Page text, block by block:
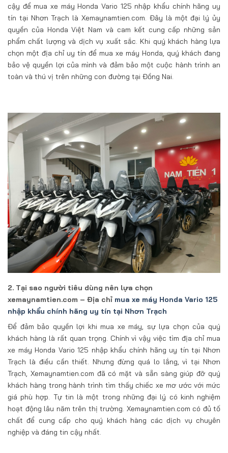
cậy để mua xe máy Honda Vario 125 nhập khẩu chính hãng uy
tín tại Nhơn Trạch là Xemaynamtien.com. Đây là một đại lý ủy
quyền của Honda Việt Nam và cam kết cung cấp những sản
phẩm chất lượng và dịch vụ xuất sắc. Khi quý khách hàng lựa
chọn một địa chỉ uy tín để mua xe máy Honda, quý khách đang
bảo vệ quyền lợi của mình và đảm bảo một cuộc hành trình an
toàn và thú vị trên những con đường tại Đồng Nai.
2. Tại sao người tiêu dùng nên lựa chọn
xemaynamtien.com – Địa chỉ mua xe máy Honda Vario 125
nhập khẩu chính hãng uy tín tại Nhơn Trạch
Để đảm bảo quyền lợi khi mua xe máy, sự lựa chọn của quý
khách hàng là rất quan trọng. Chính vì vậy việc tìm địa chỉ mua
xe máy Honda Vario 125 nhập khẩu chính hãng uy tín tại Nhơn
Trạch là điều cần thiết. Nhưng đừng quá lo lắng, vì tại Nhơn
Trạch, Xemaynamtien.com đã có mặt và sẵn sàng giúp đỡ quý
khách hàng trong hành trình tìm thấy chiếc xe mơ ước với mức
giá phù hợp. Tự tin là một trong những đại lý có kinh nghiệm
hoạt động lâu năm trên thị trường. Xemaynamtien.com có đủ tố
chất để cung cấp cho quý khách hàng các dịch vụ chuyên
nghiệp và đáng tin cậy nhất.